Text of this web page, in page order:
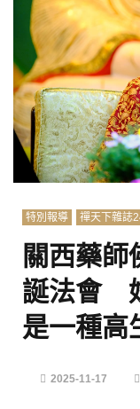
特別報導 禪天下雜誌
關西藥師
誕法會
是一種高
2025-11-17